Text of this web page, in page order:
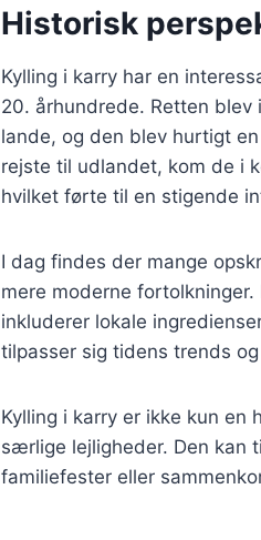
Historisk
Kylling i karry har en
20. århundrede. Retten
lande, og den blev hurtigt
rejste til udlandet, kom de i
hvilket førte til en stigende
I dag findes der mange
mere moderne
inkluderer lokale
tilpasser sig tidens trends
Kylling i karry er ikke kun en
særlige lejligheder. Den kan
familiefester eller